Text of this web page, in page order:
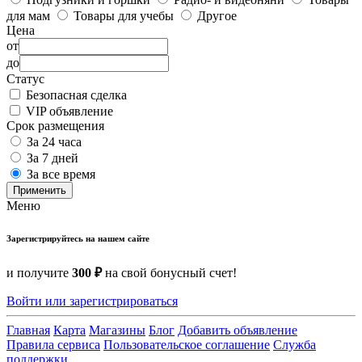
для мам
Товары для учебы
Другое
Цена
от
до
Статус
Безопасная сделка
VIP объявление
Срок размещения
За 24 часа
За 7 дней
За все время
Применить
Меню
Зарегистрируйтесь на нашем сайте
и получите 300 ₽на свой бонусный счет!
Войти или зарегистрироваться
Главная Карта Магазины Блог Добавить объявление
Правила сервиса Пользовательское соглашение Служба
поддержки